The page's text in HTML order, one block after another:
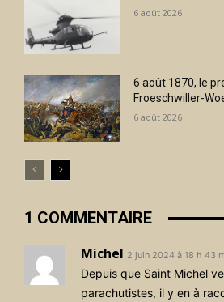
6 août 2026
6 août 1870, le
Froeschwiller-
6 août 2026
1 COMMENTAIRE
Michel 2 juin 2024 à 18 h 43
Depuis que Saint Michel
parachutistes, il y en à